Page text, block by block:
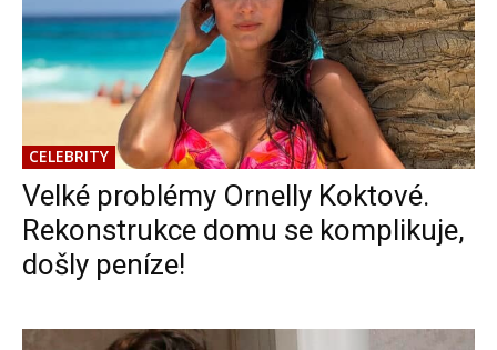
CELEBRITY
Velké problémy Ornelly Koktové.
Rekonstrukce domu se komplikuje,
došly peníze!